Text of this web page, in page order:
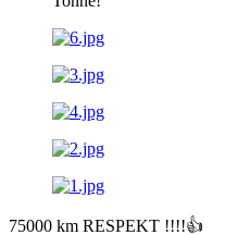
75000 km RESPEKT !!!!👍